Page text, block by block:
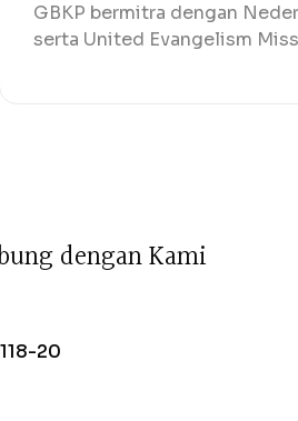
GBKP bermitra dengan
serta United Evangelism
ungdenganKami
20